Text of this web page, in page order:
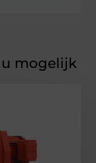
mogelijk